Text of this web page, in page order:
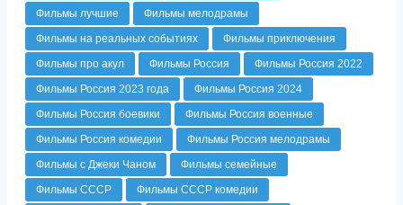
Фильмы лучшие
Фильмы мелодрамы
Фильмы на реальных событиях
Фильмы приключения
Фильмы про акул
Фильмы Россия
Фильмы Россия 2022
Фильмы Россия 2023 года
Фильмы Россия 2024
Фильмы Россия боевики
Фильмы Россия военные
Фильмы Россия комедии
Фильмы Россия мелодрамы
Фильмы с Джеки Чаном
Фильмы семейные
Фильмы СССР
Фильмы СССР комедии